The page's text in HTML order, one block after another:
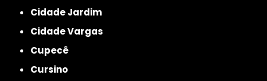
Cidade Jardim
Cidade Vargas
Cupecê
Cursino